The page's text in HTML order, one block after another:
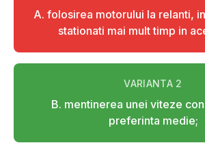
A. folosirea motorului la relanti,
stationati mai mult timp in
VARIANTA 2
B. mentinerea unei viteze
preferinta medie;